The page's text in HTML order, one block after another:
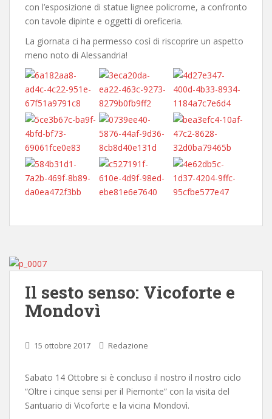
con l’esposizione di statue lignee policrome, a confronto
con tavole dipinte e oggetti di oreficeria.
La giornata ci ha permesso così di riscoprire un aspetto
meno noto di Alessandria!
Il sesto senso: Vicoforte e
Mondovì
15 ottobre 2017 Redazione
Sabato 14 Ottobre si è concluso il nostro il nostro ciclo
“Oltre i cinque sensi per il Piemonte” con la visita del
Santuario di Vicoforte e la vicina Mondovì.